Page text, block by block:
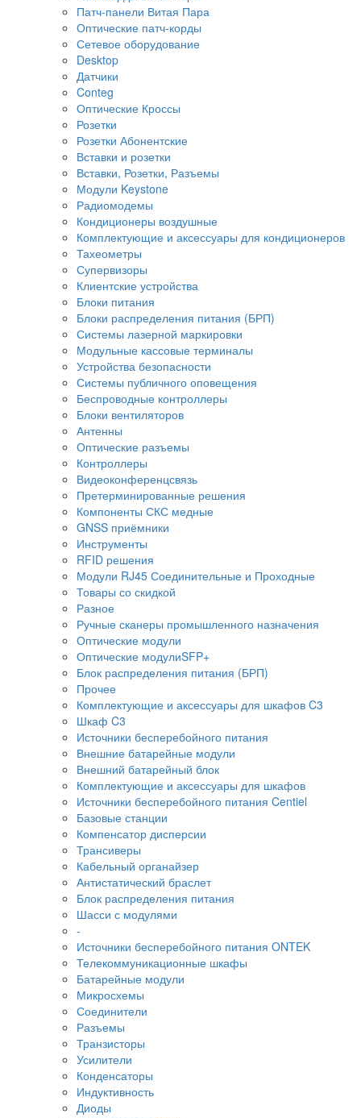
Патч-панели Витая Пара
Оптические патч-корды
Сетевое оборудование
Desktop
Датчики
Conteg
Оптические Кроссы
Розетки
Розетки Абонентские
Вставки и розетки
Вставки, Розетки, Разъемы
Модули Keystone
Радиомодемы
Кондиционеры воздушные
Комплектующие и аксессуары для кондиционеров
Тахеометры
Супервизоры
Клиентские устройства
Блоки питания
Блоки распределения питания (БРП)
Системы лазерной маркировки
Модульные кассовые терминалы
Устройства безопасности
Системы публичного оповещения
Беспроводные контроллеры
Блоки вентиляторов
Антенны
Оптические разъемы
Контроллеры
Видеоконференцсвязь
Претерминированные решения
Компоненты СКС медные
GNSS приёмники
Инструменты
RFID решения
Модули RJ45 Соединительные и Проходные
Товары со скидкой
Разное
Ручные сканеры промышленного назначения
Оптические модули
Оптические модулиSFP+
Блок распределения питания (БРП)
Прочее
Комплектующие и аксессуары для шкафов C3
Шкаф C3
Источники бесперебойного питания
Внешние батарейные модули
Внешний батарейный блок
Комплектующие и аксессуары для шкафов
Источники бесперебойного питания Centiel
Базовые станции
Компенсатор дисперсии
Трансиверы
Кабельный органайзер
Антистатический браслет
Блок распределения питания
Шасси с модулями
-
Источники бесперебойного питания ONTEK
Телекоммуникационные шкафы
Батарейные модули
Микросхемы
Соединители
Разъемы
Транзисторы
Усилители
Конденсаторы
Индуктивность
Диоды